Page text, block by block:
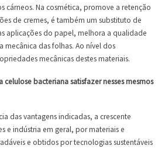
cárneos. Na cosmética, promove a retenção
de cremes, é também um substituto de
aplicações do papel, melhora a qualidade
mecânica das folhas. Ao nível dos
mecânicas destes materiais.
celulose bacteriana satisfazer nesses mesmos
das vantagens indicadas, a crescente
e indústria em geral, por materiais e
e obtidos por tecnologias sustentáveis